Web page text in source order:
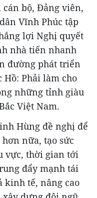
bộ, Đảng viên,
Vĩnh Phúc tập
lợi Nghị quyết
nhà tiến nhanh
đường phát triển
Phải làm cho
những tỉnh giàu
Việt Nam.
Hùng đề nghị để
nữa, tạo sức
vực, thời gian tới
đẩy mạnh tái
kinh tế, nâng cao